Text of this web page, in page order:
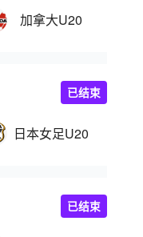
加拿大U20
日本女足U20
已结束
已结束